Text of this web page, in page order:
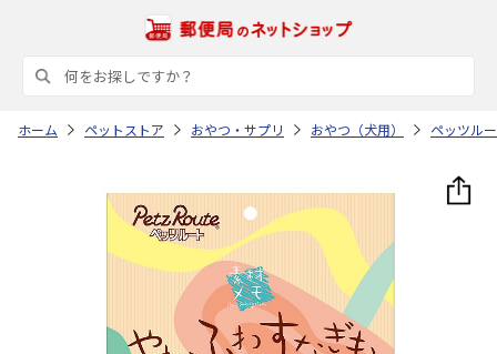
ホーム ペットストア おやつ・サプリ おやつ（犬用） ペッツル